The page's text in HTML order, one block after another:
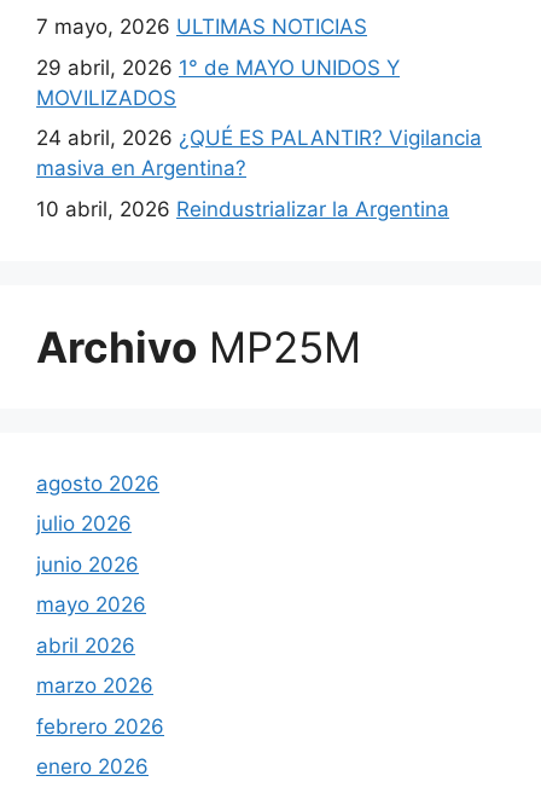
7 mayo, 2026 ULTIMAS NOTICIAS
29 abril, 2026 1° de MAYO UNIDOS Y
MOVILIZADOS
24 abril, 2026 ¿QUÉ ES PALANTIR? Vigilancia
masiva en Argentina?
10 abril, 2026 Reindustrializar la Argentina
Archivo MP25M
agosto 2026
julio 2026
junio 2026
mayo 2026
abril 2026
marzo 2026
febrero 2026
enero 2026